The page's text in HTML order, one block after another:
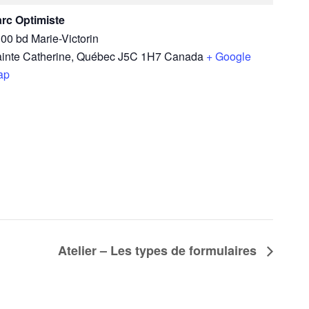
Optimiste
bd Marie-Victorin
Catherine, QuébecJ5C 1H7Canada + Google
Atelier – Les types de formulaires